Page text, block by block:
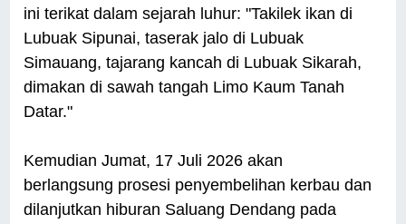
ini terikat dalam sejarah luhur: "Takilek ikan di
Lubuak Sipunai, taserak jalo di Lubuak
Simauang, tajarang kancah di Lubuak Sikarah,
dimakan di sawah tangah Limo Kaum Tanah
Datar."
Kemudian Jumat, 17 Juli 2026 akan
berlangsung prosesi penyembelihan kerbau dan
dilanjutkan hiburan Saluang Dendang pada